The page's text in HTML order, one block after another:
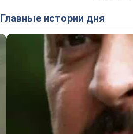
Главные истории дня